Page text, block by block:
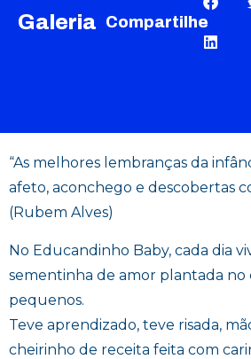
Galeria Compartilhe
“As melhores lembranças da
afeto, aconchego e descobertas
(Rubem Alves)
No Educandinho Baby, cada dia
sementinha de amor plantada no
pequenos.
Teve aprendizado, teve risada,
cheirinho de receita feita com